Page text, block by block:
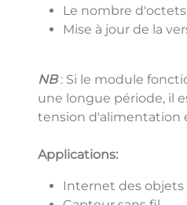
Le nombre
Mise à jour de la
NB: Si le module
une longue période, il
tension d'alimentation
Applications:
Internet des objets